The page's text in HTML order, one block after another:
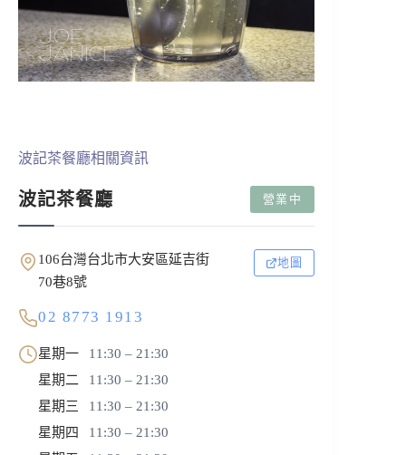
波記茶餐廳相關資訊
波記茶餐廳 營業中
106台灣台北市大安區延吉街
70巷8號
地圖
02 8773 1913
星期一
11:30 – 21:30
星期二
11:30 – 21:30
星期三
11:30 – 21:30
星期四
11:30 – 21:30